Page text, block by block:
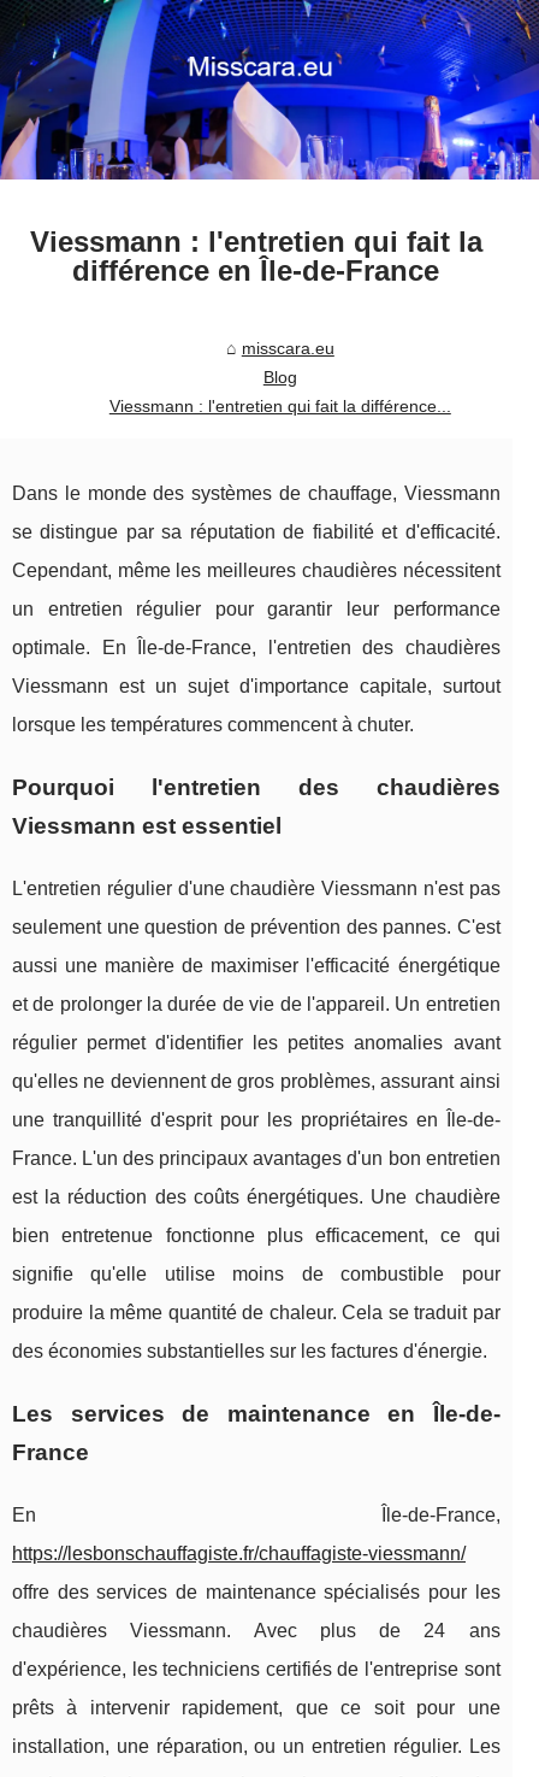
Viessmann : l'entretien qui fait la
différence en Île-de-France
misscara.eu
Blog
Viessmann : l'entretien qui fait la différence...
Dans le monde des systèmes de chauffage, Viessmann
se distingue par sa réputation de fiabilité et d'efficacité.
Cependant, même les meilleures chaudières nécessitent
un entretien régulier pour garantir leur performance
optimale. En Île-de-France, l'entretien des chaudières
Viessmann est un sujet d'importance capitale, surtout
lorsque les températures commencent à chuter.
Pourquoi l'entretien des chaudières
Viessmann est essentiel
L'entretien régulier d'une chaudière Viessmann n'est pas
seulement une question de prévention des pannes. C'est
aussi une manière de maximiser l'efficacité énergétique
et de prolonger la durée de vie de l'appareil. Un entretien
régulier permet d'identifier les petites anomalies avant
qu'elles ne deviennent de gros problèmes, assurant ainsi
une tranquillité d'esprit pour les propriétaires en Île-de-
France. L'un des principaux avantages d'un bon entretien
est la réduction des coûts énergétiques. Une chaudière
bien entretenue fonctionne plus efficacement, ce qui
signifie qu'elle utilise moins de combustible pour
produire la même quantité de chaleur. Cela se traduit par
des économies substantielles sur les factures d'énergie.
Les services de maintenance en Île-de-
France
En Île-de-France,
https://lesbonschauffagiste.fr/chauffagiste-viessmann/
offre des services de maintenance spécialisés pour les
chaudières Viessmann. Avec plus de 24 ans
d'expérience, les techniciens certifiés de l'entreprise sont
prêts à intervenir rapidement, que ce soit pour une
installation, une réparation, ou un entretien régulier. Les